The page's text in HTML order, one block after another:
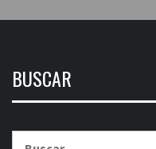
BUSCAR